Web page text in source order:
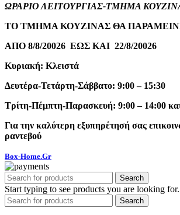
ΩΡΑΡΙΟ ΛΕΙΤΟΥΡΓΙΑΣ-ΤΜΗΜΑ
ΤΟ ΤΜΗΜΑ ΚΟΥΖΙΝΑΣ ΘΑ
ΑΠΟ 8/8/20026 ΕΩΣ ΚΑΙ 22/8/20026
Κυριακή: Κλειστά
Δευτέρα-Τετάρτη-Σάββατο: 9:00 – 15:30
Τρίτη-Πέμπτη-Παρασκευή: 9:00 – 14:00
Για την καλύτερη εξυπηρέτησή σας
ραντεβού
Box-Home.Gr
Search
Start typing to see products you are looking for.
Search